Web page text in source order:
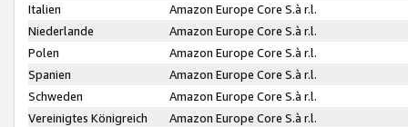
Italien
Amazon Europe Core S.à r.l.
Niederlande
Amazon Europe Core S.à r.l.
Polen
Amazon Europe Core S.à r.l.
Spanien
Amazon Europe Core S.à r.l.
Schweden
Amazon Europe Core S.à r.l.
Vereinigtes Königreich
Amazon Europe Core S.à r.l.